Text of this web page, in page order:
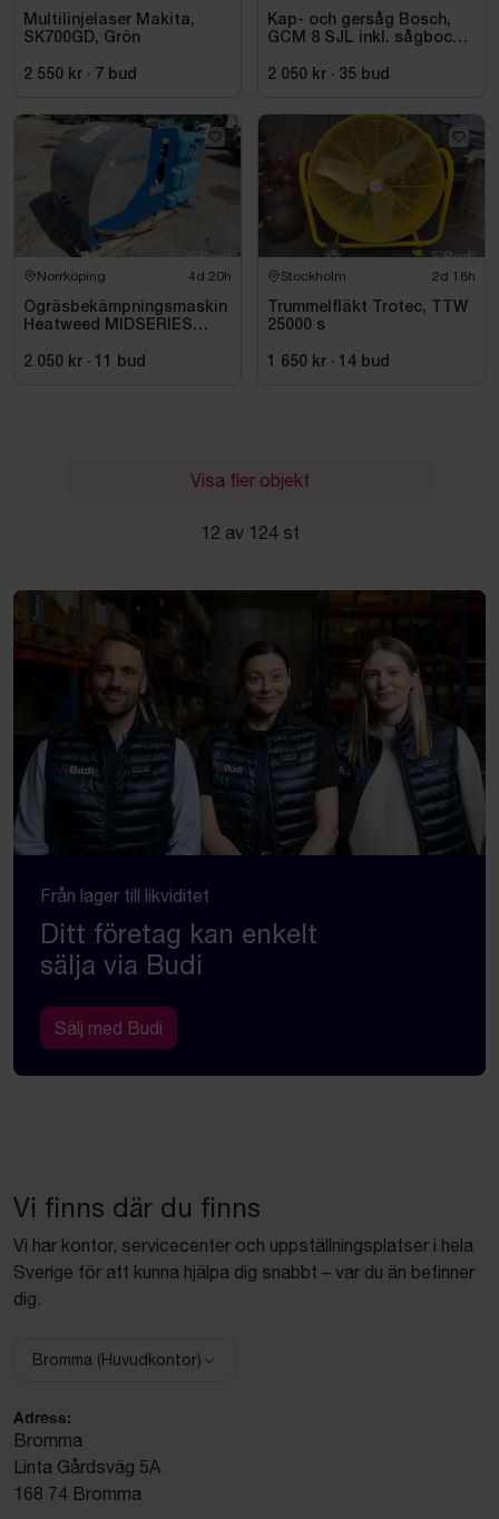
Multilinjelaser Makita,
SK700GD, Grön
2 550 kr · 7 bud
Kap- och gersåg Bosch,
GCM 8 SJL inkl. sågbock
2 050 kr · 35 bud
Norrköping 4d 20h
Ogräsbekämpningsmaskin
Heatweed MIDSERIES
2 050 kr · 11 bud
Stockholm 2d 18h
Trummelfläkt Trotec, TTW
25000 s
1 650 kr · 14 bud
Visa fler objekt
12 av 124 st
Från lager till likviditet
Ditt företag kan enkelt
sälja via Budi
Sälj med Budi
Vi finns där du finns
Vi har kontor, servicecenter och uppställningsplatser i hela
Sverige för att kunna hjälpa dig snabbt – var du än befinner
dig.
Välj anläggning:
Bromma (Huvudkontor)
Adress:
Bromma
Linta Gårdsväg 5A
168 74 Bromma